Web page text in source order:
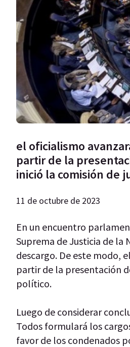
el oficialismo
partir de la
inició la comisión de
11 de octubre de 2023
En un encuentro
Suprema de Justicia de la
descargo. De este modo,
partir de la presentación
político.
Luego de considerar
Todos formulará los
favor de los condenados